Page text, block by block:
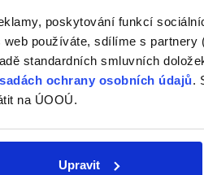
poskytování funkcí
používáte, sdílíme s
standardních smluvních
ochrany osobních údajů.
na ÚOOÚ.
Upravit
sloveso a
Nejčastěji se
něčeho.…